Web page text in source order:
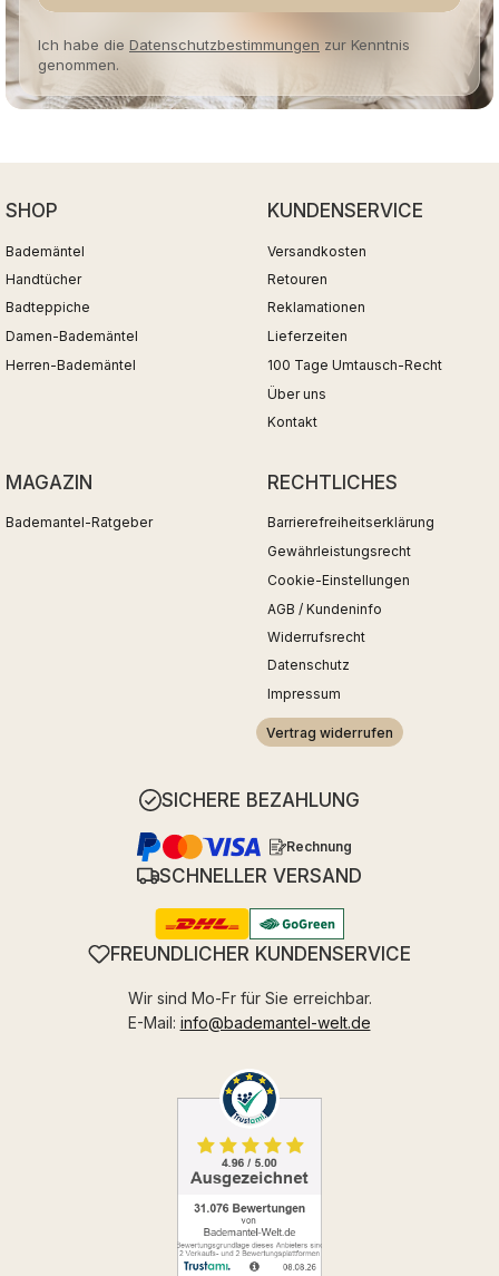
Ich habe die Datenschutzbestimmungen zur Kenntnis
genommen.
SHOP
Bademäntel
Handtücher
Badteppiche
Damen-Bademäntel
Herren-Bademäntel
KUNDENSERVICE
Versandkosten
Retouren
Reklamationen
Lieferzeiten
100 Tage Umtausch-Recht
Über uns
Kontakt
MAGAZIN
Bademantel-Ratgeber
RECHTLICHES
Barrierefreiheitserklärung
Gewährleistungsrecht
Cookie-Einstellungen
AGB / Kundeninfo
Widerrufsrecht
Datenschutz
Impressum
Vertrag widerrufen
SICHERE BEZAHLUNG
Rechnung
SCHNELLER VERSAND
FREUNDLICHER KUNDENSERVICE
Wir sind Mo-Fr für Sie erreichbar.
E-Mail: info@bademantel-welt.de